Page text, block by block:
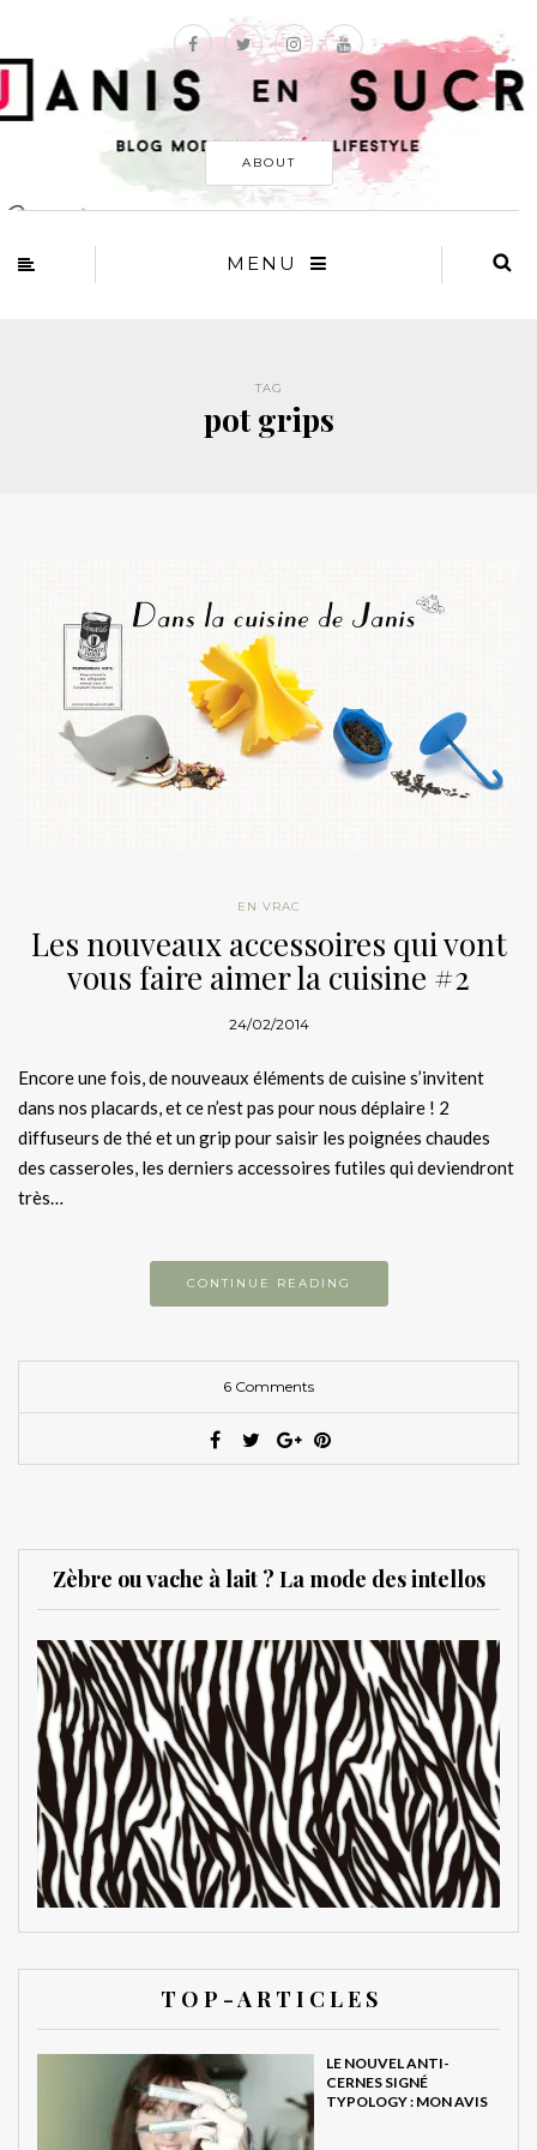
ABOUT
MENU
TAG
pot grips
EN VRAC
Les nouveaux accessoires qui vont
vous faire aimer la cuisine #2
24/02/2014
Encore une fois, de nouveaux éléments de cuisine s’invitent
dans nos placards, et ce n’est pas pour nous déplaire ! 2
diffuseurs de thé et un grip pour saisir les poignées chaudes
des casseroles, les derniers accessoires futiles qui deviendront
très…
CONTINUE READING
6 Comments
Zèbre ou vache à lait ? La mode des intellos
T O P - A R T I C L E S
LE NOUVEL ANTI-
CERNES SIGNÉ
TYPOLOGY : MON AVIS